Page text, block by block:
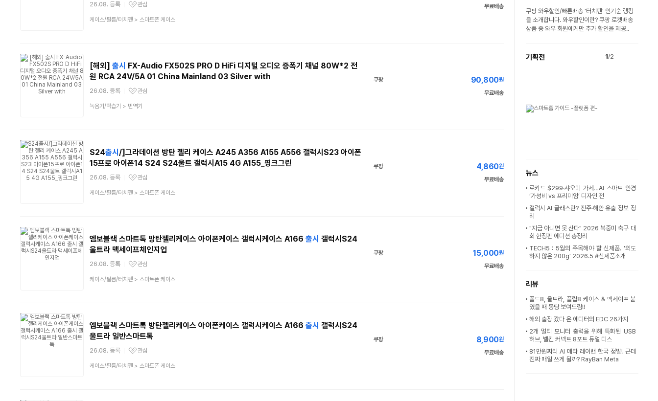
26.08. 등록
관심상품
관심
상
케이스/필름/터치펜> 스마트폰 케이스
무료배송
[해외] 출시 FX-Audio FX502S PRO D HiFi 디지털 오디오 증폭기 채널 80W*2 전
원 RCA 24V/5A 01 China Mainland 03 Silver with
26.08. 등록
관심상품
관심
상
녹음기/학습기 > 번역기
쿠팡 90,800원
무료배송
S24출시 /]그라데이션 방탄 젤리 케이스 A245 A356 A155 A556 갤럭시S23 아이폰
15프로 아이폰14 S24 S24울트 갤럭시A15 4G A155_핑크그린
26.08. 등록
관심상품
관심
상
케이스/필름/터치펜> 스마트폰 케이스
쿠팡 4,860원
무료배송
엠보블랙 스마트톡 방탄젤리케이스 아이폰케이스 갤럭시케이스 A166 출시 갤럭시S24
울트라 맥세이프체인지업
26.08. 등록
관심상품
관심
상
케이스/필름/터치펜> 스마트폰 케이스
쿠팡 15,000원
무료배송
엠보블랙 스마트톡 방탄젤리케이스 아이폰케이스 갤럭시케이스 A166 출시 갤럭시S24
울트라 일반스마트톡
26.08. 등록
관심상품
관심
상
케이스/필름/터치펜> 스마트폰 케이스
쿠팡 8,900원
무료배송
쿠팡 와우할인/빠른배송 '터치펜' 인기순 랭킹
을 소개합니다. 와우할인이란? 쿠팡 로켓배송
상품 중 와우 회원에게만 추가 할인을 제공..
기획전 1/2
뉴스
로키드 $299·샤오미 가세…AI 스마트 안경
‘가성비 vs 프리미엄’ 디자인 전
갤럭시 AI 글래스란? 진주·해안 유출 정보 정
리
"지금 아니면 못 산다" 2026 북중미 축구 대
회 한정판 에디션 총정리
TECH5 : 5월의 주목해야 할 신제품. '의도
하지 않은 200g' 2026.5 #신제품소개
리뷰
폴드8, 울트라, 플립8 케이스 & 맥세이프 붙
였을 때 몽땅 보여드림!!
해외 출장 갔다 온 에디터의 EDC 26가지
2개 멀티 모니터 출력을 위해 특화된 USB
허브, 벨킨 커넥트 8포트 듀얼 디스
81만원짜리 AI 메타 레이밴 한국 정발! 근데
진짜 매일 쓰게 될까? RayBan Meta